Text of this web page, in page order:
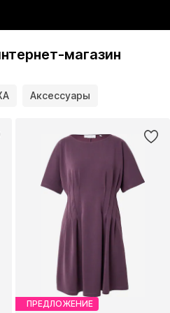
магазин
Аксессуары
ПРЕДЛОЖЕНИЕ